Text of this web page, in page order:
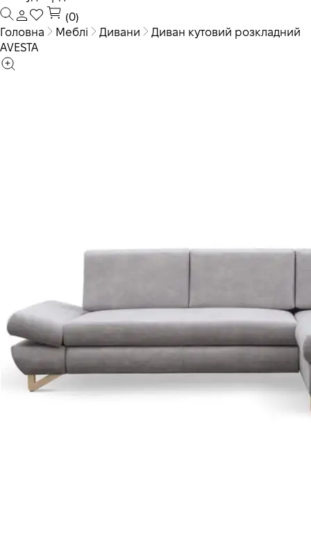
(0)
Головна
Меблі Дивани
Диван кутовий розкладний
AVESTA